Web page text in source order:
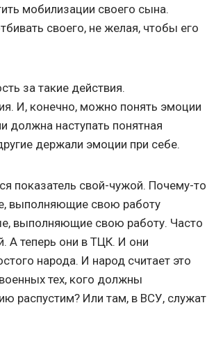
мобилизации своего сына.
своего, не желая, чтобы его
за такие действия.
И, конечно, можно понять эмоции
должна наступать понятная
держали эмоции при себе.
показатель свой-чужой. Почему-то
выполняющие свою работу
выполняющие свою работу. Часто
А теперь они в ТЦК. И они
народа. И народ считает это
тех, кого должны
распустим? Или там, в ВСУ, служат